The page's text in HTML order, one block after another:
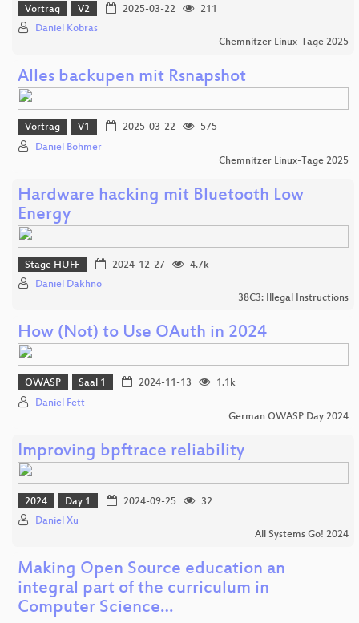
Vortrag V2 2025-03-22
211
Daniel Kobras
Chemnitzer Linux-Tage 2025
Alles backupen mit Rsnapshot
Vortrag V1 2025-03-22
575
Daniel Böhmer
Chemnitzer Linux-Tage 2025
Hardware hacking mit Bluetooth Low
Energy
Stage HUFF 2024-12-27
4.7k
Daniel Dakhno
38C3: Illegal Instructions
How (Not) to Use OAuth in 2024
OWASP Saal 1 2024-11-13
1.1k
Daniel Fett
German OWASP Day 2024
Improving bpftrace reliability
2024 Day 1 2024-09-25
32
Daniel Xu
All Systems Go! 2024
Making Open Source education an
integral part of the curriculum in
Computer Science…